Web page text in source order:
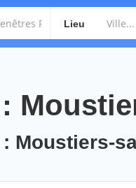
Lieu
Moustiers-